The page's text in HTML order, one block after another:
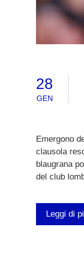
28
GEN
Emergono
clausola
blaugrana
del club
Leggi di